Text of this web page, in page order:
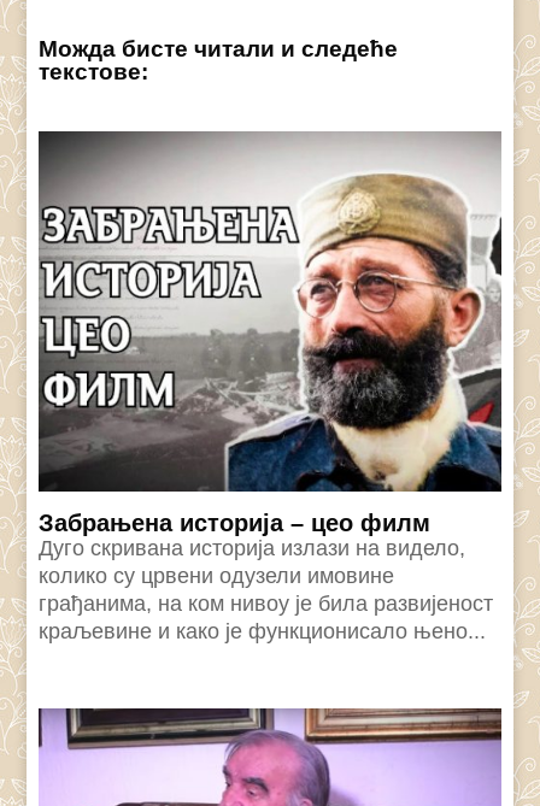
Можда бисте читали и следеће
текстове:
Забрањена историја – цео филм
Дуго скривана историја излази на видело,
колико су црвени одузели имовине
грађанима, на ком нивоу је била развијеност
краљевине и како је функционисало њено...